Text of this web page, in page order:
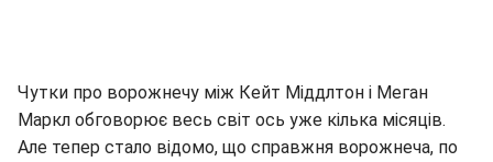
Чутки про ворожнечу між Кейт Міддлтон і Меган
Маркл обговорює весь світ ось уже кілька місяців.
Але тепер стало відомо, що справжня ворожнеча, по